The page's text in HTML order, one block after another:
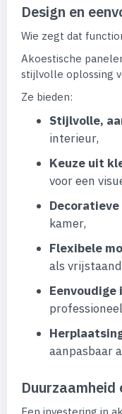
Design en
Wie zegt dat
Akoestische
stijlvolle oplossing
Ze bieden:
Stijlvolle,
interieur,
Keuze uit
voor een
kamer,
Flexibele
als
aanpasbaar
Duurzaamheid